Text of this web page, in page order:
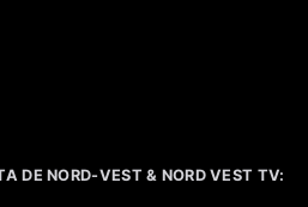
DE NORD-VEST & NORD VEST TV: